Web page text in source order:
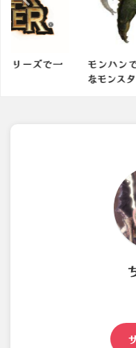
ーズで一
モンハン
なモンスタ